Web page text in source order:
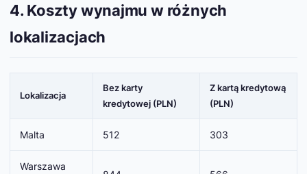
4. Koszty wynajmu w różnych
lokalizacjach
Lokalizacja
Bez karty
kredytowej (PLN)
Z kartą kredytową
(PLN)
Malta 512 303
Warszawa